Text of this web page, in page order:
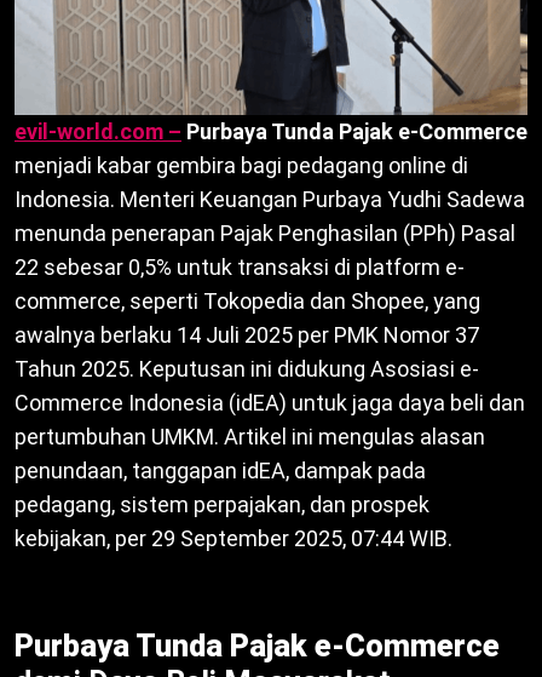
evil-world.com – Purbaya Tunda Pajak e-Commerce
menjadi kabar gembira bagi pedagang online di
Indonesia. Menteri Keuangan Purbaya Yudhi Sadewa
menunda penerapan Pajak Penghasilan (PPh) Pasal
22 sebesar 0,5% untuk transaksi di platform e-
commerce, seperti Tokopedia dan Shopee, yang
awalnya berlaku 14 Juli 2025 per PMK Nomor 37
Tahun 2025. Keputusan ini didukung Asosiasi e-
Commerce Indonesia (idEA) untuk jaga daya beli dan
pertumbuhan UMKM. Artikel ini mengulas alasan
penundaan, tanggapan idEA, dampak pada
pedagang, sistem perpajakan, dan prospek
kebijakan, per 29 September 2025, 07:44 WIB.
Purbaya Tunda Pajak e-Commerce